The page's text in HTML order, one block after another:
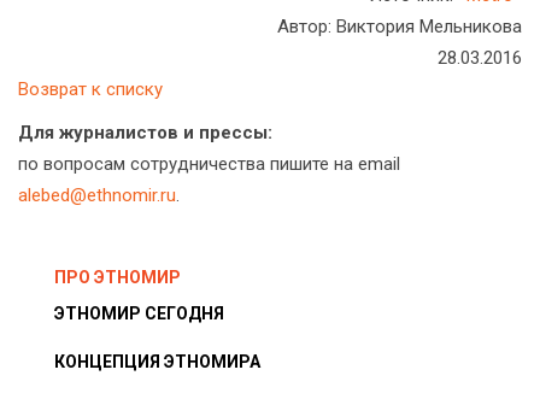
Автор: Виктория Мельникова
28.03.2016
Возврат к списку
Для журналистов и прессы:
по вопросам сотрудничества пишите на email
alebed@ethnomir.ru.
ПРО ЭТНОМИР
ЭТНОМИР СЕГОДНЯ
КОНЦЕПЦИЯ ЭТНОМИРА